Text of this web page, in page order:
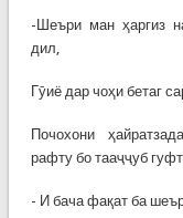
-Шеъри ман ҳаргиз
дил,
Гӯиё дар чоҳи бетаг
Почохони
рафту бо тааҷҷуб
- И бача фақат ба